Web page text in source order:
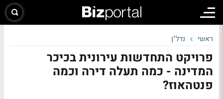
ראשי נדל"ן
פרויקט התחדשות עירונית בכיכר
המדינה - כמה תעלה דירה וכמה
פנטהאוז?